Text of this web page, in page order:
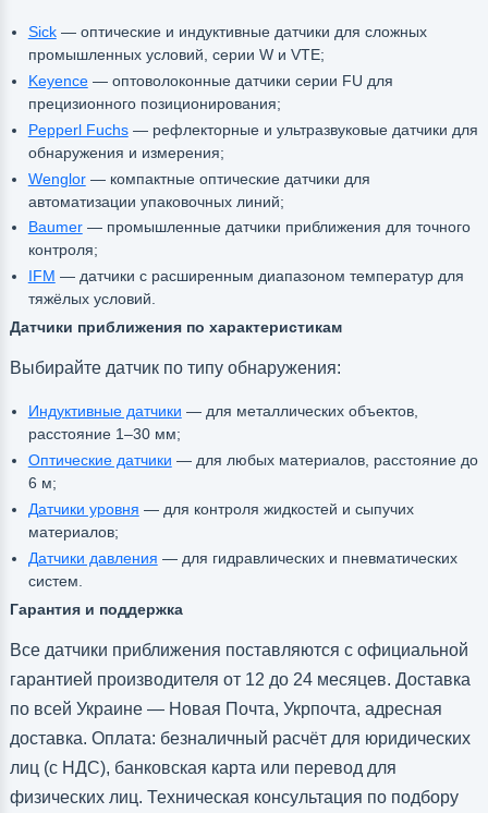
Sick— оптические и индуктивные датчики для сложных
промышленных условий, серии W и VTE;
Keyence— оптоволоконные датчики серии FU для
прецизионного позиционирования;
Pepperl Fuchs— рефлекторные и ультразвуковые датчики для
обнаружения и измерения;
Wenglor— компактные оптические датчики для
автоматизации упаковочных линий;
Baumer— промышленные датчики приближения для точного
контроля;
IFM — датчики с расширенным диапазоном температур для
тяжёлых условий.
Датчики приближения по характеристикам
Выбирайте датчик по типу обнаружения:
Индуктивные датчики — для металлических объектов,
расстояние 1–30 мм;
Оптические датчики — для любых материалов, расстояние до
6 м;
Датчики уровня — для контроля жидкостей и сыпучих
материалов;
Датчики давления — для гидравлических и пневматических
систем.
Гарантия и поддержка
Все датчики приближения поставляются с официальной
гарантией производителя от 12 до 24 месяцев. Доставка
по всей Украине — Новая Почта, Укрпочта, адресная
доставка. Оплата: безналичный расчёт для юридических
лиц (с НДС), банковская карта или перевод для
физических лиц. Техническая консультация по подбору